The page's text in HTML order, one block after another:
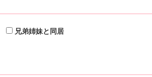
兄弟姉妹と同居